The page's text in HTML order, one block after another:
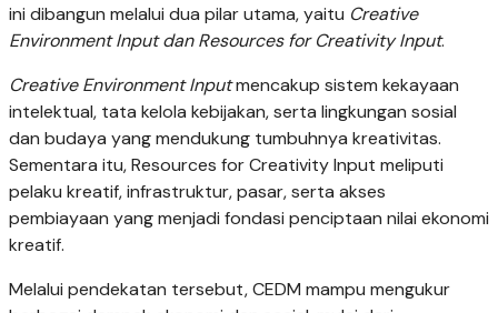
ini dibangun melalui dua pilar utama, yaitu Creative
Environment Input dan Resources for Creativity Input.
Creative Environment Inputmencakup sistem kekayaan
intelektual, tata kelola kebijakan, serta lingkungan sosial
dan budaya yang mendukung tumbuhnya kreativitas.
Sementara itu, Resources for Creativity Input meliputi
pelaku kreatif, infrastruktur, pasar, serta akses
pembiayaan yang menjadi fondasi penciptaan nilai ekonomi
kreatif.
Melalui pendekatan tersebut, CEDM mampu mengukur